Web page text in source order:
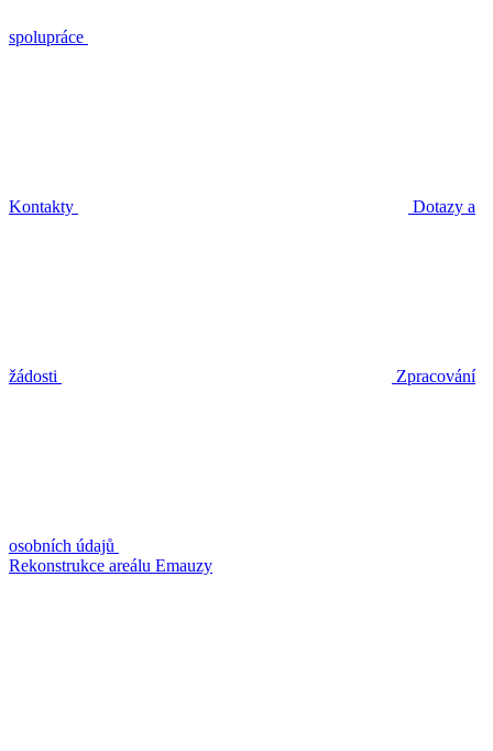
spolupráce
Kontakty Dotazy a
žádosti Zpracování
osobních údajů
Rekonstrukce areálu Emauzy